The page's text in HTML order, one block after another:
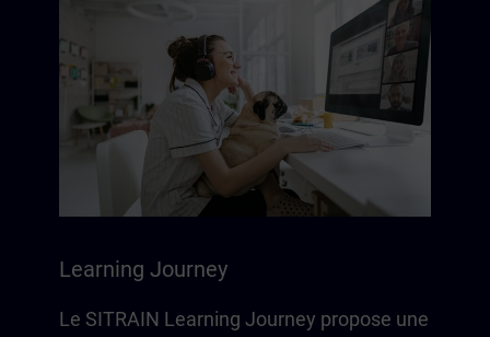
Learning Journey
Le SITRAIN Learning Journey propose une